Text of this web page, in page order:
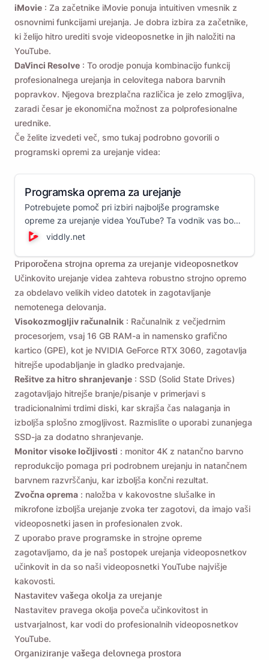
iMovie : Za začetnike iMovie ponuja intuitiven vmesnik z
osnovnimi funkcijami urejanja. Je dobra izbira za začetnike,
ki želijo hitro urediti svoje videoposnetke in jih naložiti na
YouTube.
DaVinci Resolve : To orodje ponuja kombinacijo funkcij
profesionalnega urejanja in celovitega nabora barvnih
popravkov. Njegova brezplačna različica je zelo zmogljiva,
zaradi česar je ekonomična možnost za polprofesionalne
urednike.
Če želite izvedeti več, smo tukaj podrobno govorili o
programski opremi za urejanje videa:
Programska oprema za urejanje
Potrebujete pomoč pri izbiri najboljše programske
opreme za urejanje videa YouTube? Ta vodnik vas bo
vodil skozi različne urejevalnike videoposnetkov in vam
urejanja videoposnetkov!
viddly.net
Priporočena strojna oprema za urejanje videoposnetkov
Učinkovito urejanje videa zahteva robustno strojno opremo
za obdelavo velikih video datotek in zagotavljanje
nemotenega delovanja.
Visokozmogljiv računalnik : Računalnik z večjedrnim
procesorjem, vsaj 16 GB RAM-a in namensko grafično
kartico (GPE), kot je NVIDIA GeForce RTX 3060, zagotavlja
hitrejše upodabljanje in gladko predvajanje.
Rešitve za hitro shranjevanje : SSD (Solid State Drives)
zagotavljajo hitrejše branje/pisanje v primerjavi s
tradicionalnimi trdimi diski, kar skrajša čas nalaganja in
izboljša splošno zmogljivost. Razmislite o uporabi zunanjega
SSD-ja za dodatno shranjevanje.
Monitor visoke ločljivosti : monitor 4K z natančno barvno
reprodukcijo pomaga pri podrobnem urejanju in natančnem
barvnem razvrščanju, kar izboljša končni rezultat.
Zvočna oprema : naložba v kakovostne slušalke in
mikrofone izboljša urejanje zvoka ter zagotovi, da imajo vaši
videoposnetki jasen in profesionalen zvok.
Z uporabo prave programske in strojne opreme
zagotavljamo, da je naš postopek urejanja videoposnetkov
učinkovit in da so naši videoposnetki YouTube najvišje
kakovosti.
Nastavitev vašega okolja za urejanje
Nastavitev pravega okolja poveča učinkovitost in
ustvarjalnost, kar vodi do profesionalnih videoposnetkov
YouTube.
Organiziranje vašega delovnega prostora